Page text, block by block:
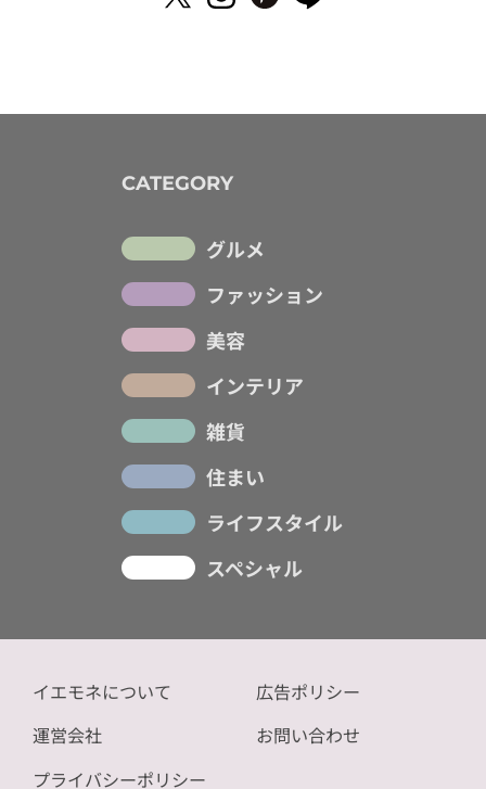
CATEGORY
グルメ
ファッション
美容
インテリア
雑貨
住まい
ライフスタイル
スペシャル
イエモネについて
運営会社
プライバシーポリシー
広告ポリシー
お問い合わせ